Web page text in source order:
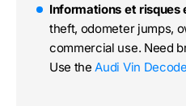
Informations et risques
theft, odometer jumps,
commercial use. Need
Use theAudi Vin